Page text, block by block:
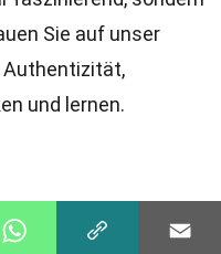
Sie auf unser
Authentizität,
und lernen.